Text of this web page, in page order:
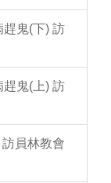
鬼(下) 訪
鬼(上) 訪
員林教會